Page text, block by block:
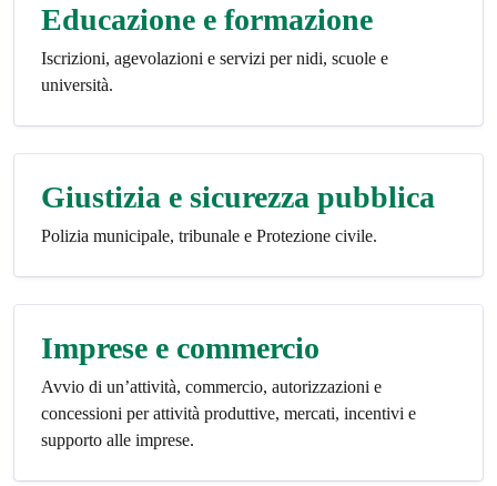
Educazione e formazione
Iscrizioni, agevolazioni e servizi per nidi, scuole e
università.
Giustizia e sicurezza pubblica
Polizia municipale, tribunale e Protezione civile.
Imprese e commercio
Avvio di un’attività, commercio, autorizzazioni e
concessioni per attività produttive, mercati, incentivi e
supporto alle imprese.